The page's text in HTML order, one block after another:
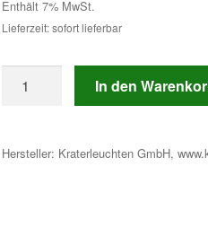
Enthält 7% MwSt.
Lieferzeit: sofort lieferbar
DARK
In den
Hersteller: Kraterleuchten GmbH,